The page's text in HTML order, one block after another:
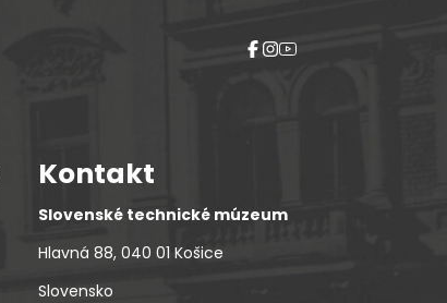
Kontakt
Slovenské technické múzeum
Hlavná 88, 040 01 Košice
Slovensko